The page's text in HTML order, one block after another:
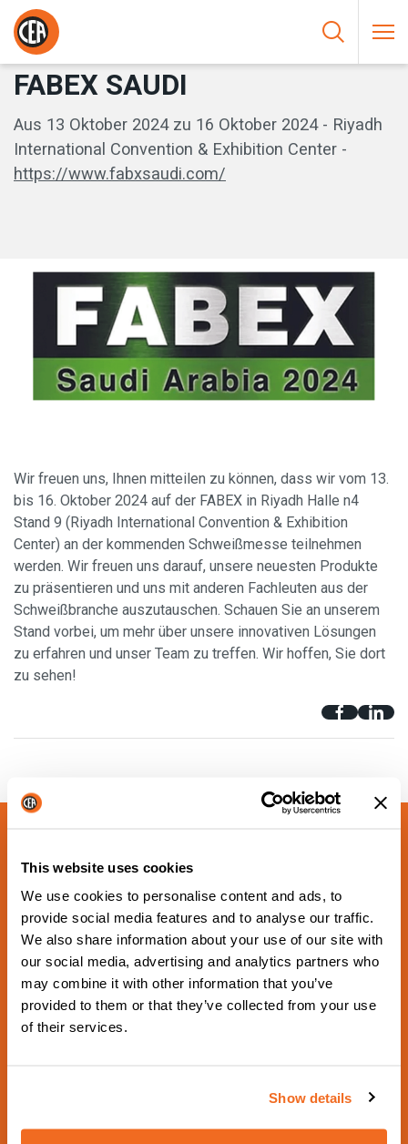
This website uses cookies
We use cookies to personalise content and ads, to
provide social media features and to analyse our traffic.
We also share information about your use of our site with
our social media, advertising and analytics partners who
may combine it with other information that you’ve
provided to them or that they’ve collected from your use
of their services.
Show details
Zum Inhalt springen
HOME/
FABEX SAUDI
Aus 13 Oktober 2024 zu 16 Oktober 2024 - Riyadh
International Convention & Exhibition Center -
https://www.fabxsaudi.com/
Wir freuen uns, Ihnen mitteilen zu können, dass wir vom 13.
bis 16. Oktober 2024 auf der FABEX in Riyadh Halle n4
Stand 9 (Riyadh International Convention & Exhibition
Center) an der kommenden Schweißmesse teilnehmen
werden. Wir freuen uns darauf, unsere neuesten Produkte
zu präsentieren und uns mit anderen Fachleuten aus der
Schweißbranche auszutauschen. Schauen Sie an unserem
Stand vorbei, um mehr über unsere innovativen Lösungen
zu erfahren und unser Team zu treffen. Wir hoffen, Sie dort
zu sehen!
NÄCHSTE GEPLANTE VERANSTALTUNG
Schweissen & Schneiden
2029